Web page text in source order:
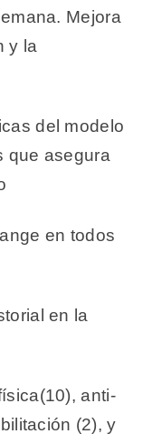
Mejora
y la
del modelo
que asegura
en todos
en la
anti-
(2), y